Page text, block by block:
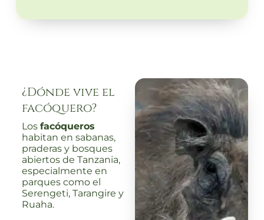
¿Dónde vive el
facóquero?
Los facóqueros
habitan en sabanas,
praderas y bosques
abiertos de Tanzania,
especialmente en
parques como el
Serengeti, Tarangire y
Ruaha.